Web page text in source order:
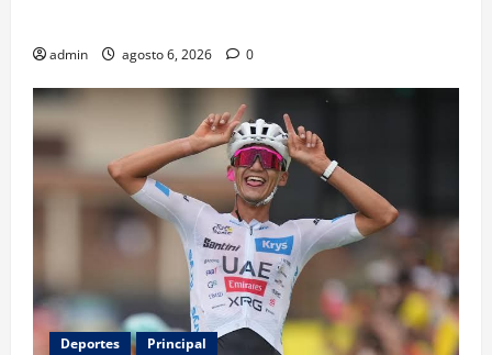
admin agosto 6, 2026 0
Deportes Principal